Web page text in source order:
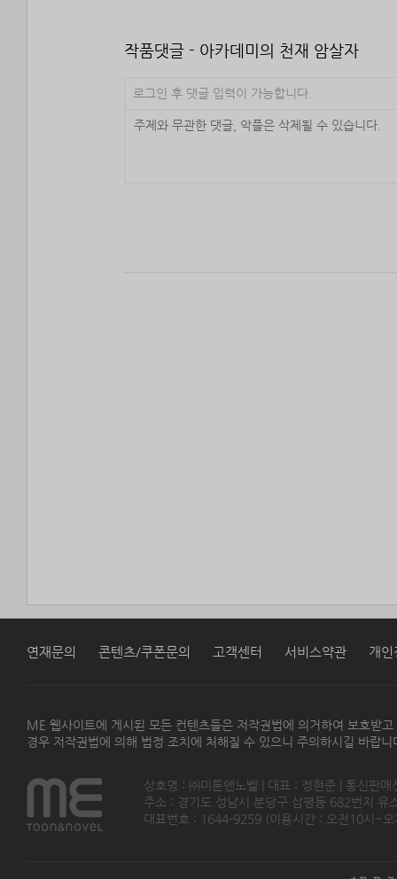
작품댓글 - 아카데미의 천재 암살자
로그인 후 댓글 입력이 가능합니다.
연재문의 콘텐츠/쿠폰문의 고객센터 서비스약관 개인
ME 웹사이트에 게시된 모든 컨텐츠들은 저작권법에 의거하여 보호받
경우 저작권법에 의해 법정 조치에 처해질 수 있으니 주의하시길 바랍니
상호명 : ㈜미툰앤노벨 | 대표 : 정현준 | 통신판
주소 : 경기도 성남시 분당구 삼평동 682번지
대표번호 : 1644-9259 (이용시간 : 오전10시~